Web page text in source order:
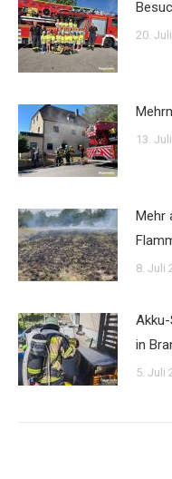
20.
13.
Mehr
8. Juli
in
5. Juli